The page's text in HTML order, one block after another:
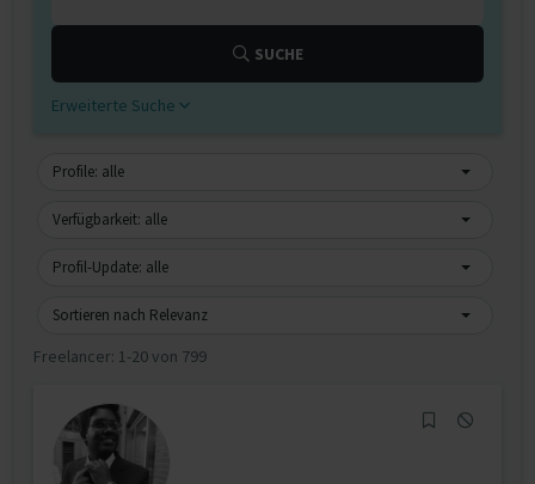
SUCHE
Erweiterte Suche
Profile: alle
Verfügbarkeit: alle
Profil-Update: alle
Sortieren nach Relevanz
Freelancer: 1-20 von 799